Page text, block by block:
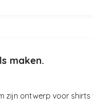
maken.
zijn ontwerp voor